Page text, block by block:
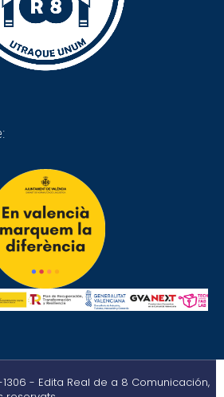
1306 - Edita Real de a 8 Comunicación,